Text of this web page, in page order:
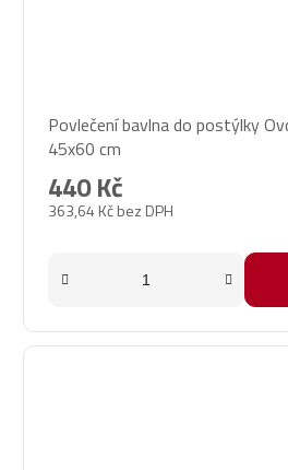
Povlečení bavlna do postýlky
45x60 cm
363,64 Kč bez DPH
440 Kč